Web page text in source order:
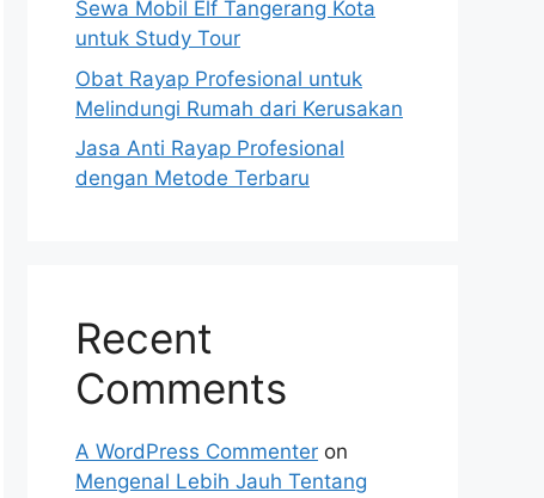
Sewa Mobil Elf Tangerang Kota
untuk Study Tour
Obat Rayap Profesional untuk
Melindungi Rumah dari Kerusakan
Jasa Anti Rayap Profesional
dengan Metode Terbaru
Recent
Comments
A WordPress Commenter on
Mengenal Lebih Jauh Tentang